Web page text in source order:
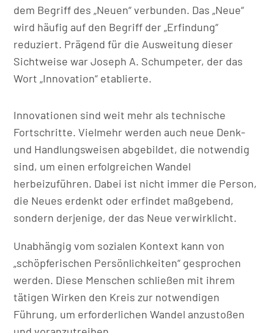
dem Begriff des „Neuen“ verbunden. Das „Neue“
wird häufig auf den Begriff der „Erfindung“
reduziert. Prägend für die Ausweitung dieser
Sichtweise war Joseph A. Schumpeter, der das
Wort „Innovation“ etablierte.
Innovationen sind weit mehr als technische
Fortschritte. Vielmehr werden auch neue Denk-
und Handlungsweisen abgebildet, die notwendig
sind, um einen erfolgreichen Wandel
herbeizuführen. Dabei ist nicht immer die Person,
die Neues erdenkt oder erfindet maßgebend,
sondern derjenige, der das Neue verwirklicht.
Unabhängig vom sozialen Kontext kann von
„schöpferischen Persönlichkeiten“ gesprochen
werden. Diese Menschen schließen mit ihrem
tätigen Wirken den Kreis zur notwendigen
Führung, um erforderlichen Wandel anzustoßen